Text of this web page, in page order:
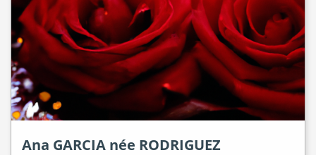
Ana GARCIA née RODRIGUEZ